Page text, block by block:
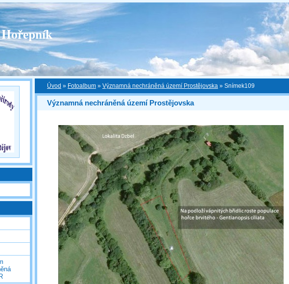
Úvod » Fotoalbum » Významná nechráněná území Prostějovska » Snímek109
Významná nechráněná území Prostějovska